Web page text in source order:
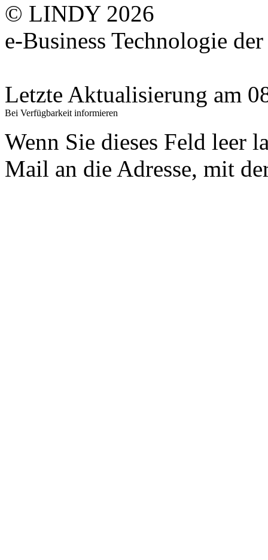
© LINDY 2026
e-Business Technologie
Letzte Aktualisierung am
Bei Verfügbarkeit informieren
Wenn Sie dieses Feld leer
Mail an die Adresse, mit